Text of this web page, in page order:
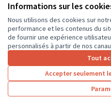
Informations sur les
Nous utilisons des cookies sur
performance et les contenus du
de fournir une expérience
personnalisés à partir de nos
Tout
Accepter seulement